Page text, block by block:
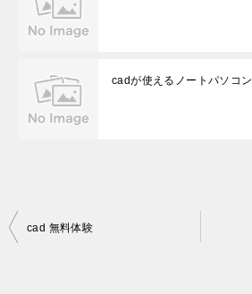
cadが使えるノートパソコン
投
cad 無料体験